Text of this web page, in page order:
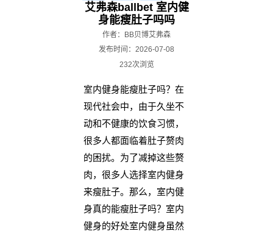
艾弗森ballbet 室内健
身能瘦肚子吗吗
作者：BB贝博艾弗森
发布时间：2026-07-08
232次浏览
室内健身能瘦肚子吗？在
现代社会中，由于久坐不
动和不健康的饮食习惯，
很多人都面临着肚子赘肉
的困扰。为了减掉这些赘
肉，很多人选择室内健身
来瘦肚子。那么，室内健
身真的能瘦肚子吗？室内
健身的好处室内健身虽然